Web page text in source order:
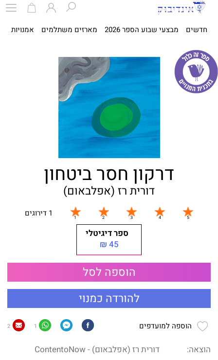
חדשים מבצעי שבוע הספר 2026 מארזים משתלמים אמנויות
דרקון חסר ביטחון
דורית רז (אפלבאום)
1 דירוגים
ספר דיגיטלי
45 ₪
הוספה לסל
להורדה כמנוי
הוספה למועדפים 1
2
הוצאה: דורית רז (אפלבאום) - ContentoNow